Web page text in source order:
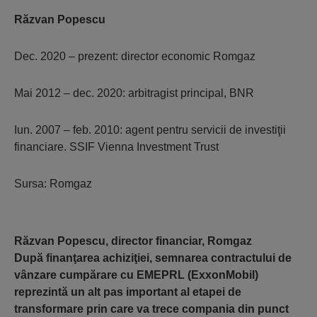
Răzvan Popescu
Dec. 2020 – prezent: director economic Romgaz
Mai 2012 – dec. 2020: arbitragist principal, BNR
Iun. 2007 – feb. 2010: agent pentru servicii de investiţii
financiare. SSIF Vienna Investment Trust
Sursa: Romgaz
Răzvan Popescu, director financiar, Romgaz
După finanţarea achiziţiei, semnarea contractului de
vânzare cumpărare cu EMEPRL (ExxonMobil)
reprezintă un alt pas important al etapei de
transformare prin care va trece compania din punct